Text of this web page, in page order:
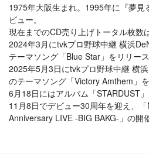
1975年大阪生まれ。1995年に『夢
ビュー。
現在までのCD売り上げトータル枚数
2024年3月にtvkプロ野球中継 横浜
テーマソング「Blue Star」をリリース
2025年5月3日にtvkプロ野球中継 横
のテーマソング「Victory Amthem」を
6月18日にはアルバム「STARDUST」
11月8日でデビュー30周年を迎え、
Anniversary LIVE -BIG BAKG-」の開